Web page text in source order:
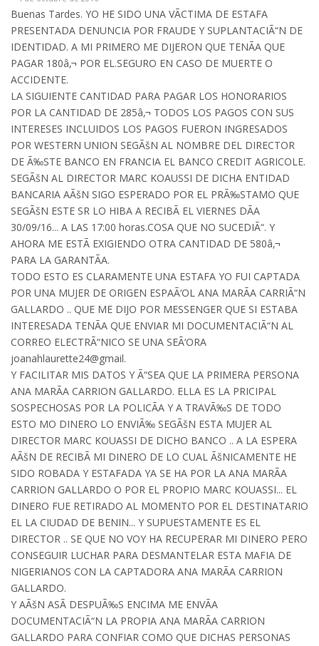
Buenas Tardes. YO HE SIDO UNA VÃCTIMA DE ESTAFA
PRESENTADA DENUNCIA POR FRAUDE Y SUPLANTACIÃ“N DE
IDENTIDAD. A MI PRIMERO ME DIJERON QUE TENÃA QUE
PAGAR 180â‚¬ POR EL.SEGURO EN CASO DE MUERTE O
ACCIDENTE.
LA SIGUIENTE CANTIDAD PARA PAGAR LOS HONORARIOS
POR LA CANTIDAD DE 285â‚¬ TODOS LOS PAGOS CON SUS
INTERESES INCLUIDOS LOS PAGOS FUERON INGRESADOS
POR WESTERN UNION SEGÃšN AL NOMBRE DEL DIRECTOR
DE Ã‰STE BANCO EN FRANCIA EL BANCO CREDIT AGRICOLE.
SEGÃšN AL DIRECTOR MARC KOAUSSI DE DICHA ENTIDAD
BANCARIA AÃšN SIGO ESPERADO POR EL PRÃ‰STAMO QUE
SEGÃšN ESTE SR LO HIBA A RECIBÃ EL VIERNES DÃA
30/09/16... A LAS 17:00 horas.COSA QUE NO SUCEDIÃ“. Y
AHORA ME ESTÃ EXIGIENDO OTRA CANTIDAD DE 580â‚¬
PARA LA GARANTÃA.
TODO ESTO ES CLARAMENTE UNA ESTAFA YO FUI CAPTADA
POR UNA MUJER DE ORIGEN ESPAÃ‘OL ANA MARÃA CARRIÃ“N
GALLARDO .. QUE ME DIJO POR MESSENGER QUE SI ESTABA
INTERESADA TENÃA QUE ENVIAR MI DOCUMENTACIÃ“N AL
CORREO ELECTRÃ“NICO SE UNA SEÃ‘ORA
joanahlaurette24@gmail.
Y FACILITAR MIS DATOS Y Ã“SEA QUE LA PRIMERA PERSONA
ANA MARÃA CARRION GALLARDO. ELLA ES LA PRICIPAL
SOSPECHOSAS POR LA POLICÃA Y A TRAVÃ‰S DE TODO
ESTO MO DINERO LO ENVIÃ‰ SEGÃšN ESTA MUJER AL
DIRECTOR MARC KOUASSI DE DICHO BANCO .. A LA ESPERA
AÃšN DE RECIBÃ MI DINERO DE LO CUAL ÃšNICAMENTE HE
SIDO ROBADA Y ESTAFADA YA SE HA POR LA ANA MARÃA
CARRION GALLARDO O POR EL PROPIO MARC KOUASSI... EL
DINERO FUE RETIRADO AL MOMENTO POR EL DESTINATARIO
EL LA CIUDAD DE BENIN... Y SUPUESTAMENTE ES EL
DIRECTOR .. SE QUE NO VOY HA RECUPERAR MI DINERO PERO
CONSEGUIR LUCHAR PARA DESMANTELAR ESTA MAFIA DE
NIGERIANOS CON LA CAPTADORA ANA MARÃA CARRION
GALLARDO.
Y AÃšN ASÃ DESPUÃ‰S ENCIMA ME ENVÃA
DOCUMENTACIÃ“N LA PROPIA ANA MARÃA CARRION
GALLARDO PARA CONFIAR COMO QUE DICHAS PERSONAS